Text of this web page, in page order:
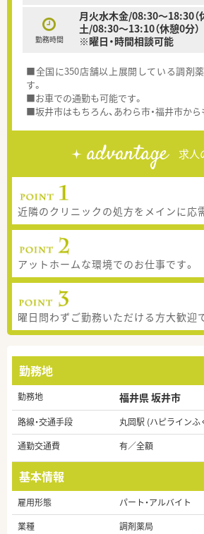
勤務時間
月火水木金/08:30～18:30（
土/08:30～13:10（休憩0分）
※曜日・時間相談可能
■全国に350店舗以上展開している調剤
す。
■お車での通勤も可能です。
■坂井市はもちろん、あわら市・福井市から
advantage 求人
近隣のクリニックの処方をメインに応
アットホームな環境でのお仕事です。
曜日問わずご勤務いただける方大歓迎
勤務地
勤務地 福井県 坂井市
路線・交通手段
丸岡駅 (ハピラインふ
通勤交通費
有／全額
基本情報
雇用形態
パート・アルバイト
業種
調剤薬局